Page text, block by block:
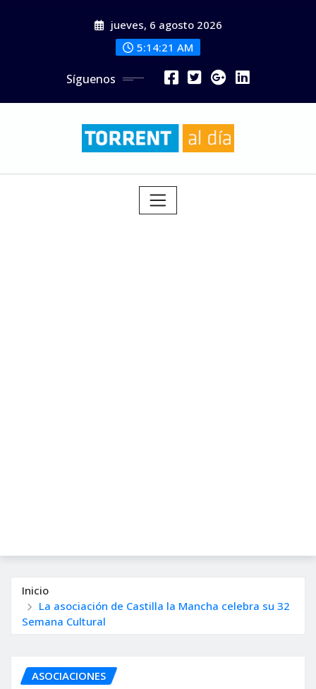
jueves, 6 agosto 2026
5:14:23 AM
Síguenos
Inicio
La asociación de Castilla la Mancha celebra su 32
Semana Cultural
ASOCIACIONES